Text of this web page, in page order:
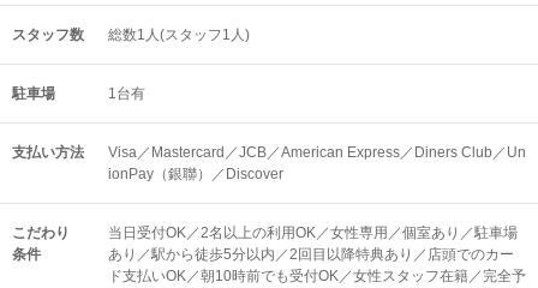
スタッフ数 総数1人(スタッフ1人)
駐車場 1台有
支払い方法
Visa／Mastercard／JCB／American Express／Diners Club／Un
ionPay（銀聯）／Discover
こだわり
条件
当日受付OK／2名以上の利用OK／女性専用／個室あり／駐車場
あり／駅から徒歩5分以内／2回目以降特典あり／店頭でのカー
ド支払いOK／朝10時前でも受付OK／女性スタッフ在籍／完全予